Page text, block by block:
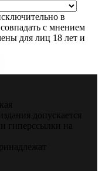
в
с мнением
для лиц 18 лет и
допускается
гиперссылки на